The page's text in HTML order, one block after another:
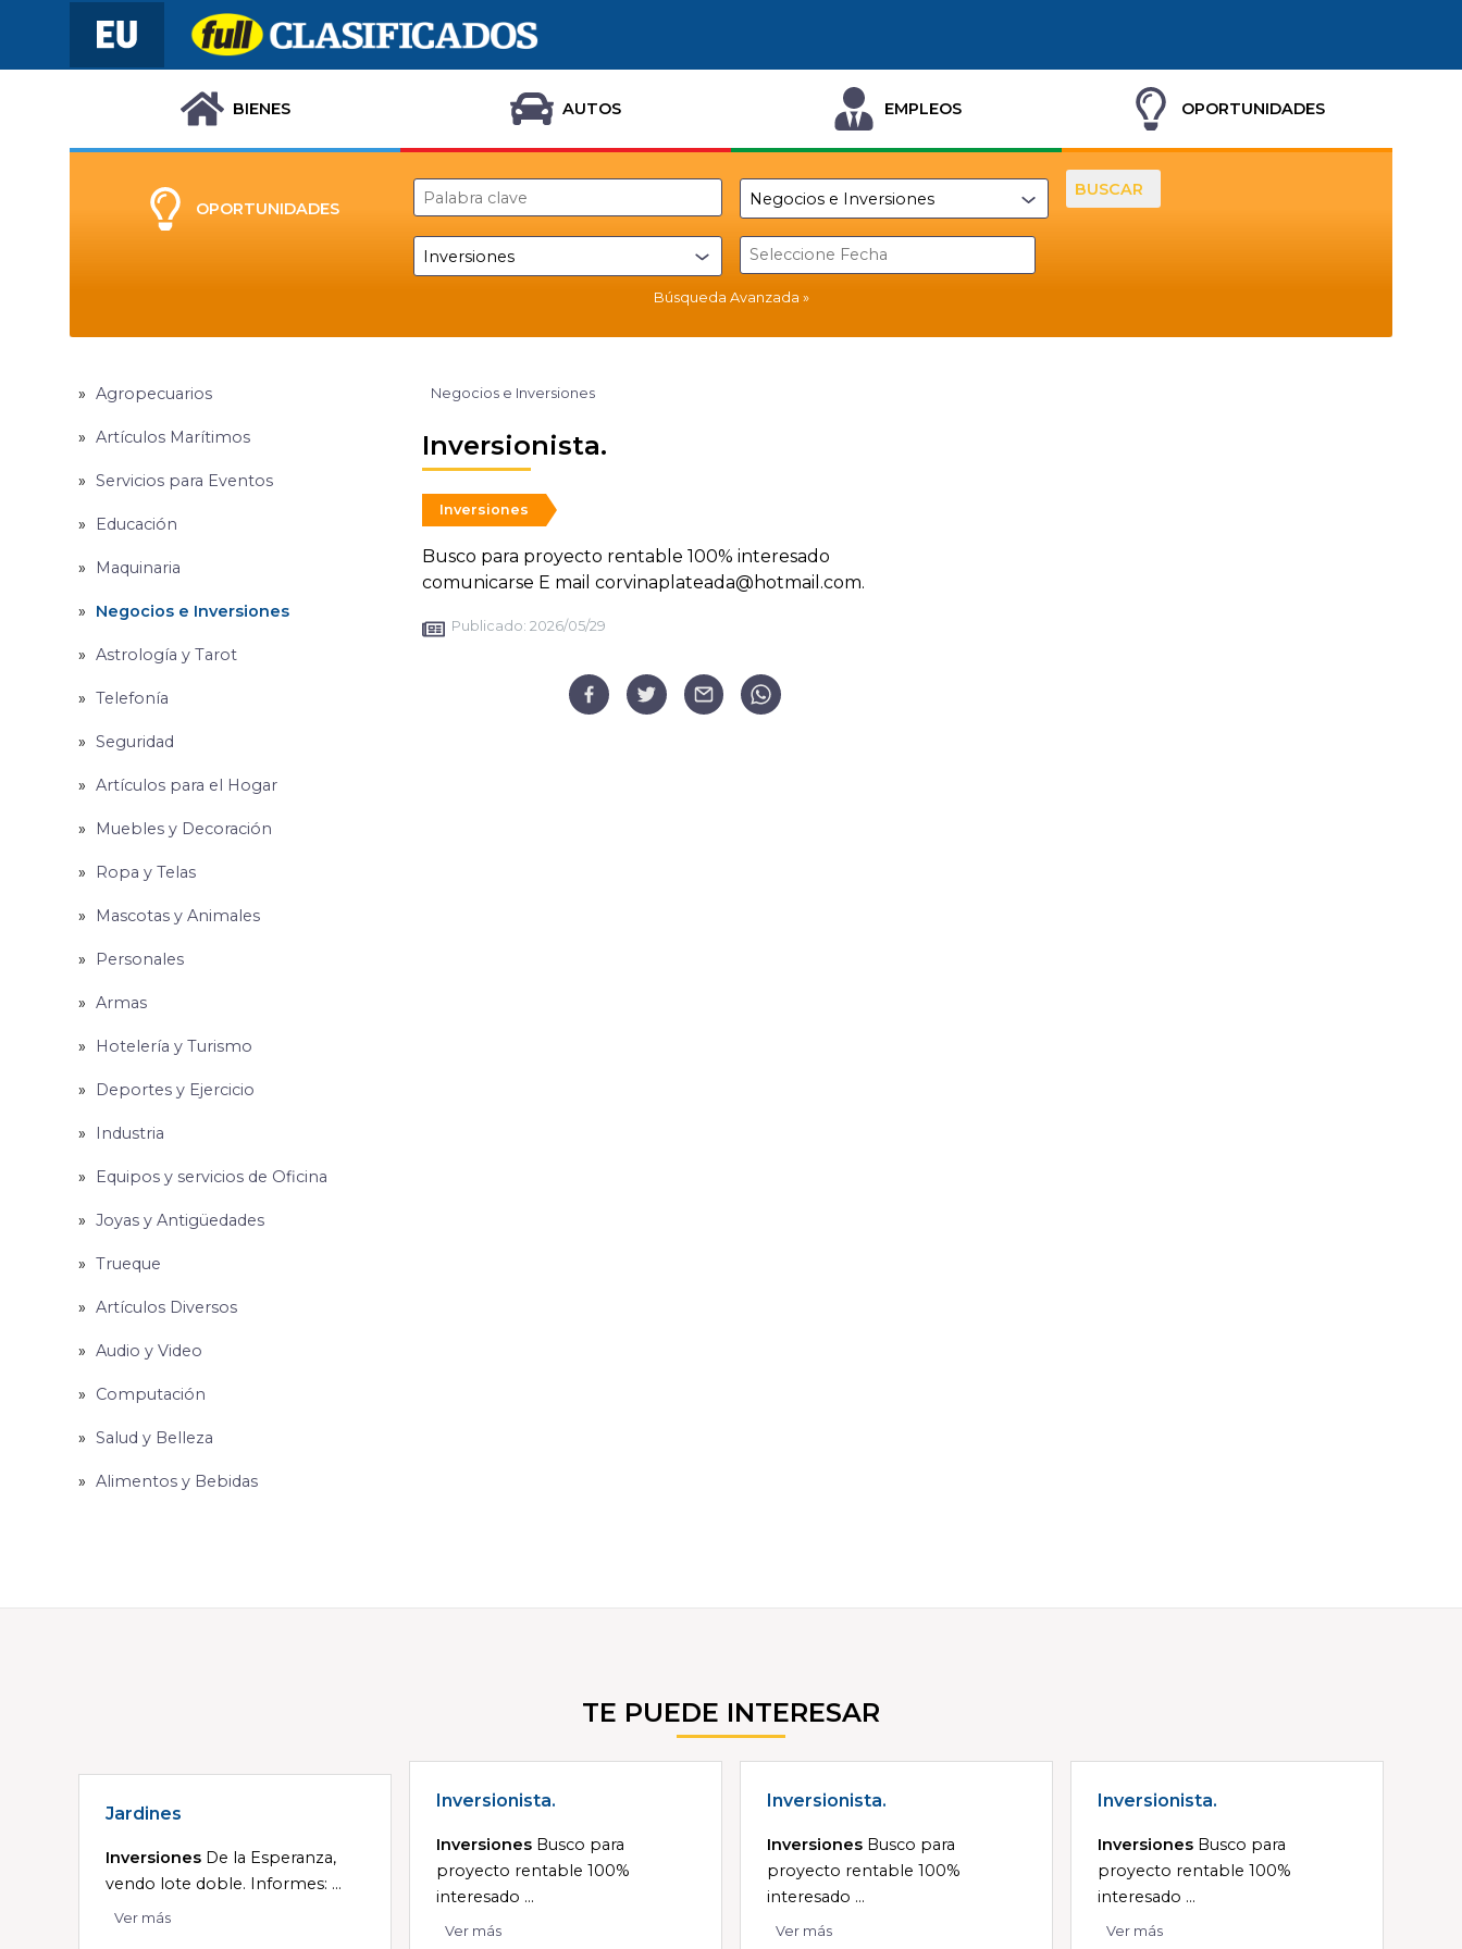
BIENES AUTOS EMPLEOS OPORTUNIDADES
OPORTUNIDADES
Búsqueda Avanzada
BUSCAR
Agropecuarios
Artículos Marítimos
Servicios para Eventos
Educación
Maquinaria
Negocios e Inversiones
Astrología y Tarot
Telefonía
Seguridad
Artículos para el Hogar
Muebles y Decoración
Ropa y Telas
Mascotas y Animales
Personales
Armas
Hotelería y Turismo
Deportes y Ejercicio
Industria
Equipos y servicios de Oficina
Joyas y Antigüedades
Trueque
Artículos Diversos
Audio y Video
Computación
Salud y Belleza
Alimentos y Bebidas
Negocios e Inversiones
Inversionista.
Inversiones
Busco para proyecto rentable 100% interesado
comunicarse E mail corvinaplateada@hotmail.com.
Publicado: 2026/05/29
TE PUEDE INTERESAR
Jardines
Inversiones De la Esperanza,
vendo lote doble. Informes: ...
Ver más
Inversionista.
Inversiones Busco para
proyecto rentable 100%
interesado ...
Ver más
Inversionista.
Inversiones Busco para
proyecto rentable 100%
interesado ...
Ver más
Inversionista.
Inversiones Busco para
proyecto rentable 100%
interesado ...
Ver más